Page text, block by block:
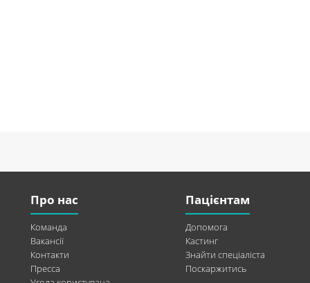
Про нас
Команда
Вакансії
Контакти
Пресса
Пацієнтам
Допомога
Кастинг
Знайти спеціаліста
Поскаржитись